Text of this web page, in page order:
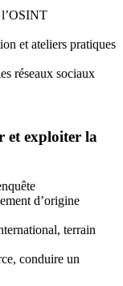
l’OSINT
et ateliers pratiques
réseaux sociaux
et exploiter la
d’origine
terrain
conduire un